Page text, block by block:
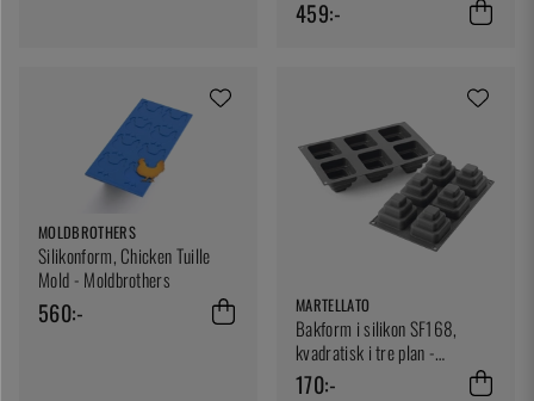
459:-
MOLDBROTHERS
Silikonform, Chicken Tuille
Mold - Moldbrothers
560:- MARTELLATO
Bakform i silikon SF168,
kvadratisk i tre plan -
Martellato
170:-